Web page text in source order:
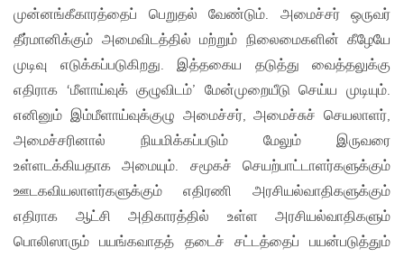
முன்னங்கீகாரத்தைப் பெறுதல் வேண்டும். அமைச்சர் ஒருவர்
தீர்மானிக்கும் அமைவிடத்தில் மற்றும் நிலைமைகளின் கீழேயே
முடிவு எடுக்கப்படுகிறது. இத்தகைய தடுத்து வைத்தலுக்கு
எதிராக ‘மீளாய்வுக் குழுவிடம்’ மேன்முறையீடு செய்ய முடியும்.
எனினும் இம்மீளாய்வுக்குழு அமைச்சர், அமைச்சுச் செயலாளர்,
அமைச்சரினால் நியமிக்கப்படும் மேலும் இருவரை
உள்ளடக்கியதாக அமையும். சமூகச் செயற்பாட்டாளர்களுக்கும்
ஊடகவியலாளர்களுக்கும் எதிரணி அரசியல்வாதிகளுக்கும்
எதிராக ஆட்சி அதிகாரத்தில் உள்ள அரசியல்வாதிகளும்
பொலிஸாரும் பயங்கவாதத் தடைச் சட்டத்தைப் பயன்படுத்தும்